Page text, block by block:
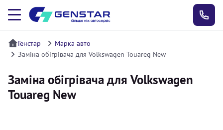
Генстар
Марка авто
Заміна обігрівача для Volkswagen Touareg New
Заміна обігрівача для Volkswagen
Touareg New